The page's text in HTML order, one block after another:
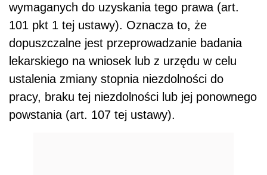
wymaganych do uzyskania tego prawa (art.
101 pkt 1 tej ustawy). Oznacza to, że
dopuszczalne jest przeprowadzanie badania
lekarskiego na wniosek lub z urzędu w celu
ustalenia zmiany stopnia niezdolności do
pracy, braku tej niezdolności lub jej ponownego
powstania (art. 107 tej ustawy).